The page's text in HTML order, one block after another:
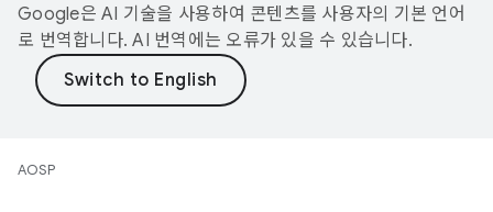
Google은 AI 기술을 사용하여 콘텐츠를 사용자의 기본 언어
로 번역합니다. AI 번역에는 오류가 있을 수 있습니다.
AOSP